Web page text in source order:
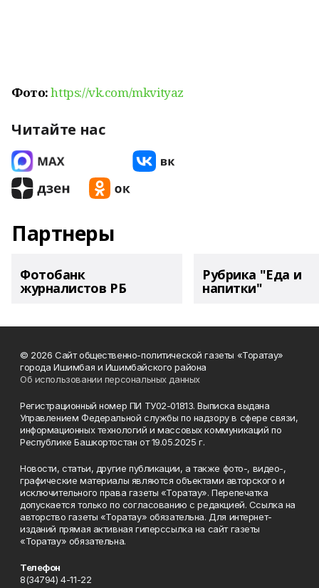
Фото:https://vk.com/mkvityaz
Читайте нас
Партнеры
Фотобанк
журналистов РБ
Рубрика "Еда и
напитки"
© 2026 Сайт общественно-политической газеты «Торатау»
города Ишимбая и Ишимбайского района
Об использовании персональных данных
Регистрационный номер ПИ ТУ02-01813. Выписка выдана
Управлением Федеральной службы по надзору в сфере связи,
информационных технологий и массовых коммуникаций по
Республике Башкортостан от 19.05.2025 г.
Новости, статьи, другие публикации, а также фото-, видео-,
графические материалы являются объектами авторского и
исключительного права газеты «Торатау». Перепечатка
допускается только по согласованию с редакцией. Ссылка на
авторство газеты «Торатау» обязательна. Для интернет-
изданий прямая активная гиперссылка на сайт газеты
«Торатау» обязательна.
Телефон
8(34794) 4-11-22